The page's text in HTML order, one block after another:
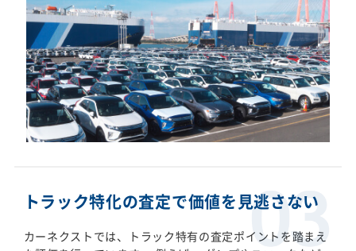
トラック特化の査定で価値を見逃さない
カーネクストでは、トラック特有の査定ポイントを踏まえ